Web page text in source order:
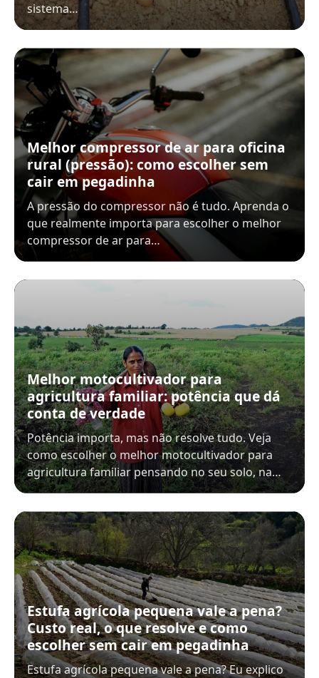
sistema…
Melhor compressor de ar para oficina
rural (pressão): como escolher sem
cair em pegadinha
A pressão do compressor não é tudo. Aprenda o
que realmente importa para escolher o melhor
compressor de ar para…
Melhor motocultivador para
agricultura familiar: potência que dá
conta de verdade
Potência importa, mas não resolve tudo. Veja
como escolher o melhor motocultivador para
agricultura familiar pensando no seu solo, na…
Estufa agrícola pequena vale a pena?
Custo real, o que resolve e como
escolher sem cair em pegadinha
Estufa agrícola pequena vale a pena? Eu explico